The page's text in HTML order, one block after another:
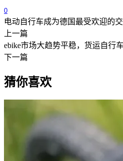
0
电动自行车成为德国最受欢迎的
上一篇
ebike市场大趋势平稳，货运自行
下一篇
猜你喜欢